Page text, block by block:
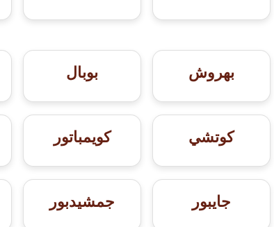
بهروش بوبال
كوتشي كويمباتور
جايبور جمشيدبور